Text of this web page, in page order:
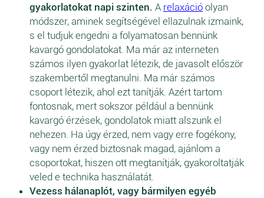
gyakorlatokat napi szinten. A relaxáció olyan
módszer, aminek segítségével ellazulnak izmaink,
s el tudjuk engedni a folyamatosan bennünk
kavargó gondolatokat. Ma már az interneten
számos ilyen gyakorlat létezik, de javasolt először
szakembertől megtanulni. Ma már számos
csoport létezik, ahol ezt tanítják. Azért tartom
fontosnak, mert sokszor például a bennünk
kavargó érzések, gondolatok miatt alszunk el
nehezen. Ha úgy érzed, nem vagy erre fogékony,
vagy nem érzed biztosnak magad, ajánlom a
csoportokat, hiszen ott megtanítják, gyakoroltatják
veled e technika használatát.
Vezess hálanaplót, vagy bármilyen egyéb